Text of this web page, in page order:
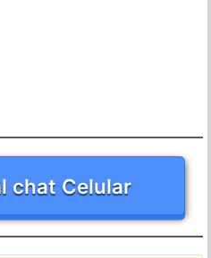
chat Celular